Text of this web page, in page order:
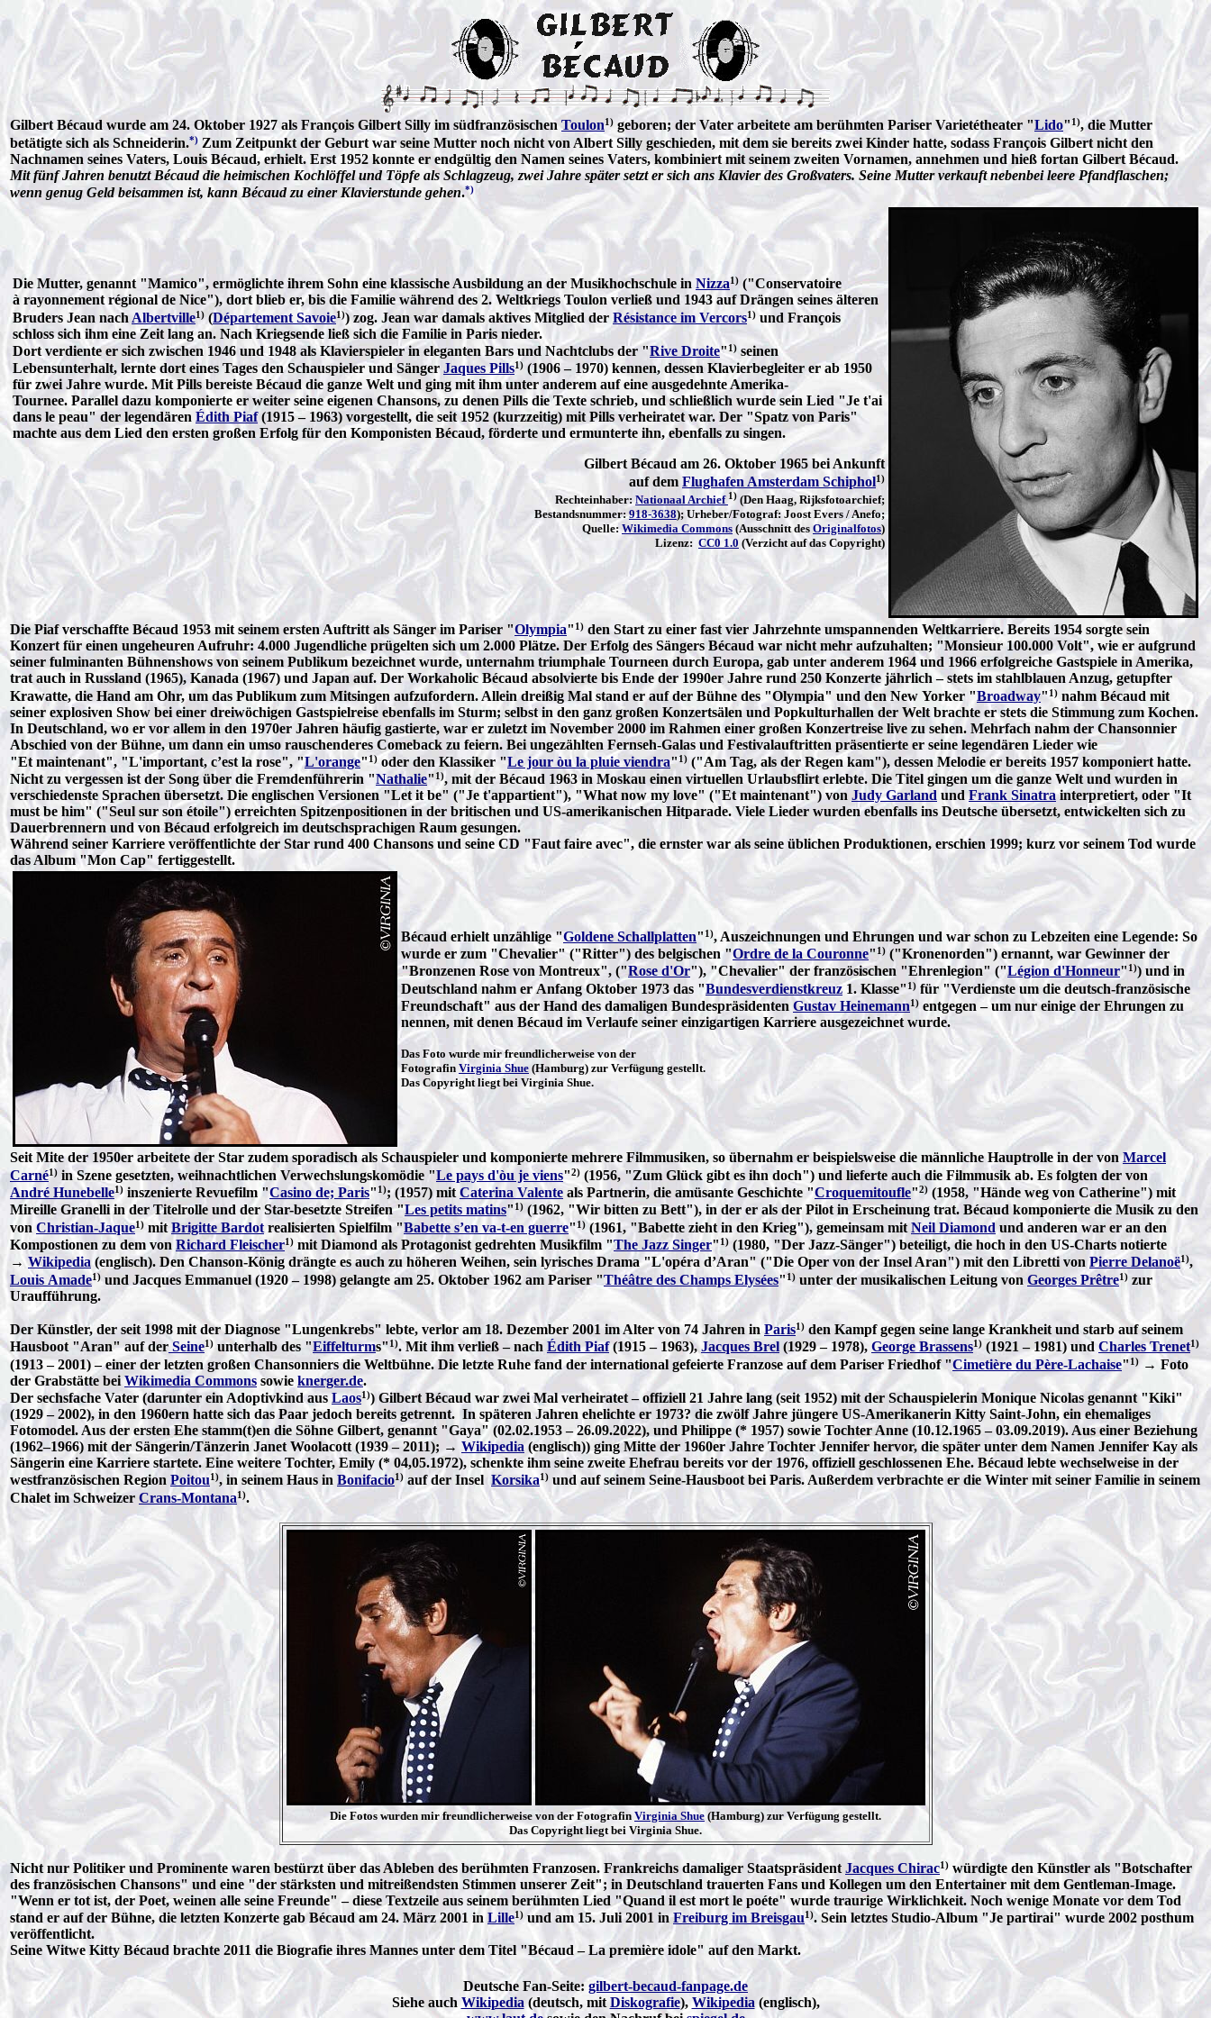
Gilbert Bécaud wurde am 24. Oktober 1927 als François Gilbert Silly im südfranzösischenToulon1) geboren; der Vater arbeitete am berühmten Pariser Varietétheater "Lido" 1), die Mutter
betätigte sich als Schneiderin.*) Zum Zeitpunkt der Geburt war seine Mutter noch nicht von Albert Silly geschieden, mit dem sie bereits zwei Kinder hatte, sodass François Gilbert nicht den
Nachnamen seines Vaters, Louis Bécaud, erhielt. Erst 1952 konnte er endgültig den Namen seines Vaters, kombiniert mit seinem zweiten Vornamen, annehmen und hieß fortan Gilbert Bécaud.
Mit fünf Jahren benutzt Bécaud die heimischen Kochlöffel und Töpfe als Schlagzeug, zwei Jahre später setzt er sich ans Klavier des Großvaters. Seine Mutter verkauft nebenbei leere Pfandflaschen;
wenn genug Geld beisammen ist, kann Bécaud zu einer Klavierstunde gehen.*)
Die Mutter, genannt "Mamico", ermöglichte ihrem Sohn eine klassische Ausbildung an der Musikhochschule in Nizza1) ("Conservatoire
à rayonnement régional de Nice"), dort blieb er, bis die Familie während des 2. Weltkriegs Toulon verließ und 1943 auf Drängen seines älteren
Bruders Jean nach Albertville1)(Département Savoie1)) zog. Jean war damals aktives Mitglied der Résistance im Vercors1) und François
schloss sich ihm eine Zeit lang an. Nach Kriegsende ließ sich die Familie in Paris nieder.
Dort verdiente er sich zwischen 1946 und 1948 als Klavierspieler in eleganten Bars und Nachtclubs der "Rive Droite"1) seinen
Lebensunterhalt, lernte dort eines Tages den Schauspieler und Sänger Jaques Pills1) (1906 – 1970) kennen, dessen Klavierbegleiter er ab 1950
für zwei Jahre wurde. Mit Pills bereiste Bécaud die ganze Welt und ging mit ihm unter anderem auf eine ausgedehnte Amerika-
Tournee. Parallel dazu komponierte er weiter seine eigenen Chansons, zu denen Pills die Texte schrieb, und schließlich wurde sein Lied "Je t'ai
dans le peau" der legendären Édith Piaf(1915 – 1963) vorgestellt, die seit 1952 (kurzzeitig) mit Pills verheiratet war. Der "Spatz von Paris"
machte aus dem Lied den ersten großen Erfolg für den Komponisten Bécaud, förderte und ermunterte ihn, ebenfalls zu singen.
Gilbert Bécaud am 26. Oktober 1965 bei Ankunft
auf dem Flughafen Amsterdam Schiphol1)
Rechteinhaber: Nationaal Archief 1) (Den Haag, Rijksfotoarchief;
Bestandsnummer:918-3638); Urheber/Fotograf: Joost Evers / Anefo;
Quelle:Wikimedia Commons (Ausschnitt des Originalfotos)
Lizenz: CC0 1.0 (Verzicht auf das Copyright)
Die Piaf verschaffte Bécaud 1953 mit seinem ersten Auftritt als Sänger im Pariser "Olympia" 1) den Start zu einer fast vier Jahrzehnte umspannenden Weltkarriere. Bereits 1954 sorgte sein
Konzert für einen ungeheuren Aufruhr: 4.000 Jugendliche prügelten sich um 2.000 Plätze. Der Erfolg des Sängers Bécaud war nicht mehr aufzuhalten; "Monsieur 100.000 Volt", wie er aufgrund
seiner fulminanten Bühnenshows von seinem Publikum bezeichnet wurde, unternahm triumphale Tourneen durch Europa, gab unter anderem 1964 und 1966 erfolgreiche Gastspiele in Amerika,
trat auch in Russland (1965), Kanada (1967) und Japan auf. Der Workaholic Bécaud absolvierte bis Ende der 1990er Jahre rund 250 Konzerte jährlich – stets im stahlblauen Anzug, getupfter
Krawatte, die Hand am Ohr, um das Publikum zum Mitsingen aufzufordern. Allein dreißig Mal stand er auf der Bühne des "Olympia" und den New Yorker "Broadway"1) nahm Bécaud mit
seiner explosiven Show bei einer dreiwöchigen Gastspielreise ebenfalls im Sturm; selbst in den ganz großen Konzertsälen und Popkulturhallen der Welt brachte er stets die Stimmung zum Kochen.
In Deutschland, wo er vor allem in den 1970er Jahren häufig gastierte, war er zuletzt im November 2000 im Rahmen einer großen Konzertreise live zu sehen. Mehrfach nahm der Chansonnier
Abschied von der Bühne, um dann ein umso rauschenderes Comeback zu feiern. Bei ungezählten Fernseh-Galas und Festivalauftritten präsentierte er seine legendären Lieder wie
"Et maintenant", "L'important, c’est la rose", "L'orange"1) oder den Klassiker "Le jour òu la pluie viendra" 1) ("Am Tag, als der Regen kam"), dessen Melodie er bereits 1957 komponiert hatte.
Nicht zu vergessen ist der Song über die Fremdenführerin "Nathalie"1), mit der Bécaud 1963 in Moskau einen virtuellen Urlaubsflirt erlebte. Die Titel gingen um die ganze Welt und wurden in
verschiedenste Sprachen übersetzt. Die englischen Versionen "Let it be" ("Je t'appartient"), "What now my love" ("Et maintenant") von Judy Garland undFrank Sinatrainterpretiert, oder "It
must be him" ("Seul sur son étoile") erreichten Spitzenpositionen in der britischen und US-amerikanischen Hitparade. Viele Lieder wurden ebenfalls ins Deutsche übersetzt, entwickelten sich zu
Dauerbrennern und von Bécaud erfolgreich im deutschsprachigen Raum gesungen.
Während seiner Karriere veröffentlichte der Star rund 400 Chansons und seine CD "Faut faire avec", die ernster war als seine üblichen Produktionen, erschien 1999; kurz vor seinem Tod wurde
das Album "Mon Cap" fertiggestellt.
Bécaud erhielt unzählige "Goldene Schallplatten" 1), Auszeichnungen und Ehrungen und war schon zu Lebzeiten eine Legende: So
wurde er zum "Chevalier" ("Ritter") des belgischen "Ordre de la Couronne" 1) ("Kronenorden") ernannt, war Gewinner der
"Bronzenen Rose von Montreux", ("Rose d'Or"), "Chevalier" der französischen "Ehrenlegion" ("Légion d'Honneur" 1)) und in
Deutschland nahm er Anfang Oktober 1973 das "Bundesverdienstkreuz 1. Klasse"1) für "Verdienste um die deutsch-französische
Freundschaft" aus der Hand des damaligen Bundespräsidenten Gustav Heinemann1) entgegen – um nur einige der Ehrungen zu
nennen, mit denen Bécaud im Verlaufe seiner einzigartigen Karriere ausgezeichnet wurde.
Das Foto wurde mir freundlicherweise von der
Fotografin Virginia Shue (Hamburg) zur Verfügung gestellt.
Das Copyright liegt bei Virginia Shue.
Seit Mite der 1950er arbeitete der Star zudem sporadisch als Schauspieler und komponierte mehrere Filmmusiken, so übernahm er beispielsweise die männliche Hauptrolle in der vonMarcel
Carné1) in Szene gesetzten, weihnachtlichen Verwechslungskomödie "Le pays d'òu je viens"2) (1956, "Zum Glück gibt es ihn doch") und lieferte auch die Filmmusik ab. Es folgten der von
André Hunebelle1) inszenierte Revuefilm "Casino de; Paris" 1); (1957) mit Caterina Valente als Partnerin, die amüsante Geschichte "Croquemitoufle"2) (1958, "Hände weg von Catherine") mit
Mireille Granelli in der Titelrolle und der Star-besetzte Streifen "Les petits matins" 1) (1962, "Wir bitten zu Bett"), in der er als der Pilot in Erscheinung trat. Bécaud komponierte die Musik zu den
von Christian-Jaque1) mit Brigitte Bardot realisierten Spielfilm "Babette s’en va-t-en guerre"1) (1961, "Babette zieht in den Krieg"), gemeinsam mit Neil Diamondund anderen war er an den
Kompostionen zu dem von Richard Fleischer1) mit Diamond als Protagonist gedrehten Musikfilm "The Jazz Singer" 1) (1980, "Der Jazz-Sänger") beteiligt, die hoch in den US-Charts notierte
→Wikipedia (englisch). Den Chanson-König drängte es auch zu höheren Weihen, sein lyrisches Drama "L'opéra d’Aran" ("Die Oper von der Insel Aran") mit den Libretti von Pierre Delanoë1),
Louis Amade1)und Jacques Emmanuel (1920 – 1998) gelangte am 25. Oktober 1962 am Pariser "Théâtre des Champs Elysées"1) unter der musikalischen Leitung von Georges Prêtre1) zur
Uraufführung.
Der Künstler, der seit 1998 mit der Diagnose "Lungenkrebs" lebte, verlor am 18. Dezember 2001 im Alter von 74 Jahren in Paris1) den Kampf gegen seine lange Krankheit und starb auf seinem
Hausboot "Aran" auf der Seine1) unterhalb des "Eiffelturms"1). Mit ihm verließ – nach Édith Piaf(1915 – 1963),Jacques Brel (1929 – 1978), George Brassens1) (1921 – 1981) und Charles Trenet1)
(1913 – 2001) – einer der letzten großen Chansonniers die Weltbühne. Die letzte Ruhe fand der international gefeierte Franzose auf dem Pariser Friedhof "Cimetière du Père-Lachaise" 1) → Foto
der Grabstätte beiWikimedia Commons sowie knerger.de.
Der sechsfache Vater (darunter ein Adoptivkind ausLaos1)) Gilbert Bécaud war zwei Mal verheiratet – offiziell 21 Jahre lang (seit 1952) mit der Schauspielerin Monique Nicolas genannt "Kiki"
(1929 – 2002), in den 1960ern hatte sich das Paar jedoch bereits getrennt. In späteren Jahren ehelichte er 1973? die zwölf Jahre jüngere US-Amerikanerin Kitty Saint-John, ein ehemaliges
Fotomodel. Aus der ersten Ehe stamm(t)en die Söhne Gilbert, genannt "Gaya" (02.02.1953 – 26.09.2022), und Philippe (* 1957) sowie Tochter Anne (10.12.1965 – 03.09.2019). Aus einer Beziehung
(1962–1966) mit der Sängerin/Tänzerin Janet Woolacott (1939 – 2011); → Wikipedia (englisch)) ging Mitte der 1960er Jahre Tochter Jennifer hervor, die später unter dem Namen Jennifer Kay als
Sängerin eine Karriere startete. Eine weitere Tochter, Emily (* 04,05.1972), schenkte ihm seine zweite Ehefrau bereits vor der 1976, offiziell geschlossenen Ehe. Bécaud lebte wechselweise in der
westfranzösischen Region Poitou1), in seinem Haus in Bonifacio1) auf der Insel Korsika1) und auf seinem Seine-Hausboot bei Paris. Außerdem verbrachte er die Winter mit seiner Familie in seinem
Chalet im Schweizer Crans-Montana1).
Die Fotos wurden mir freundlicherweise von der Fotografin Virginia Shue (Hamburg) zur Verfügung gestellt.
Das Copyright liegt bei Virginia Shue.
Nicht nur Politiker und Prominente waren bestürzt über das Ableben des berühmten Franzosen. Frankreichs damaliger Staatspräsident Jacques Chirac1) würdigte den Künstler als "Botschafter
des französischen Chansons" und eine "der stärksten und mitreißendsten Stimmen unserer Zeit"; in Deutschland trauerten Fans und Kollegen um den Entertainer mit dem Gentleman-Image.
"Wenn er tot ist, der Poet, weinen alle seine Freunde" – diese Textzeile aus seinem berühmten Lied "Quand il est mort le poéte" wurde traurige Wirklichkeit. Noch wenige Monate vor dem Tod
stand er auf der Bühne, die letzten Konzerte gab Bécaud am 24. März 2001 in Lille1) und am 15. Juli 2001 inFreiburg im Breisgau1). Sein letztes Studio-Album "Je partirai" wurde 2002 posthum
veröffentlicht.
Seine Witwe Kitty Bécaud brachte 2011 die Biografie ihres Mannes unter dem Titel "Bécaud – La première idole" auf den Markt.
Deutsche Fan-Seite: gilbert-becaud-fanpage.de
Siehe auch Wikipedia (deutsch, mit Diskografie), Wikipedia (englisch),